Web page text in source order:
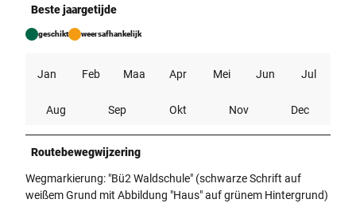
Beste jaargetijde
geschikt weersafhankelijk
Jan Feb Maa Apr Mei Jun Jul
Aug Sep Okt Nov Dec
Routebewegwijzering
Wegmarkierung: "Bü2 Waldschule" (schwarze Schrift auf
weißem Grund mit Abbildung "Haus" auf grünem Hintergrund)